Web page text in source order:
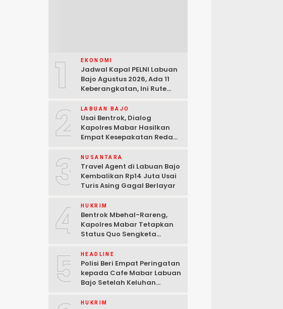
1 EKONOMI
Jadwal Kapal PELNI Labuan
Bajo Agustus 2026, Ada 11
Keberangkatan, Ini Rute
2 LABUAN BAJO
Usai Bentrok, Dialog
Kapolres Mabar Hasilkan
Empat Kesepakatan Redam
3 NUSANTARA
Travel Agent di Labuan Bajo
Kembalikan Rp14 Juta Usai
Turis Asing Gagal Berlayar
4 HUKRIM
Bentrok Mbehal-Rareng,
Kapolres Mabar Tetapkan
Status Quo Sengketa
5 HEADLINE
Polisi Beri Empat Peringatan
kepada Cafe Mabar Labuan
Bajo Setelah Keluhan
HUKRIM